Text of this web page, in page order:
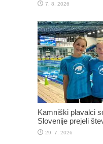
7. 8. 2026
Kamniški plavalci
Slovenije prejeli
29. 7. 2026